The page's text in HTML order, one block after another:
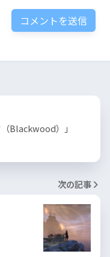
Blackwood）」
次の記事